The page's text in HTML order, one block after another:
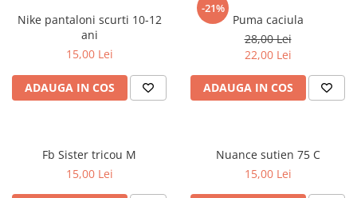
Nike pantaloni scurti 10-12
ani
15,00 Lei
ADAUGA IN COS
-21%
Puma caciula
28,00 Lei
22,00 Lei
ADAUGA IN COS
Fb Sister tricou M
15,00 Lei
Nuance sutien 75 C
15,00 Lei